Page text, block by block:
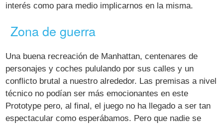
interés como para medio implicarnos en la misma.
Zona de guerra
Una buena recreación de Manhattan, centenares de
personajes y coches pululando por sus calles y un
conflicto brutal a nuestro alrededor. Las premisas a nivel
técnico no podían ser más emocionantes en este
Prototype pero, al final, el juego no ha llegado a ser tan
espectacular como esperábamos. Pero que nadie se